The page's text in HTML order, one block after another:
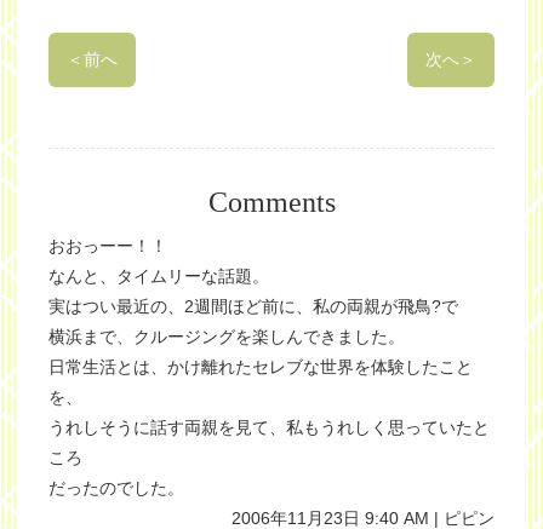
＜前へ 次へ＞
Comments
おおっーー！！
なんと、タイムリーな話題。
実はつい最近の、2週間ほど前に、私の両親が飛鳥?で
横浜まで、クルージングを楽しんできました。
日常生活とは、かけ離れたセレブな世界を体験したこと
を、
うれしそうに話す両親を見て、私もうれしく思っていたと
ころ
だったのでした。
2006年11月23日 9:40 AM | ピピン